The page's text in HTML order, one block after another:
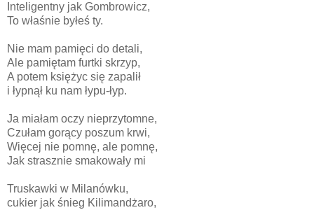
Inteligentny jak Gombrowicz,
To właśnie byłeś ty.
Nie mam pamięci do detali,
Ale pamiętam furtki skrzyp,
A potem księżyc się zapalił
i łypnął ku nam łypu-łyp.
Ja miałam oczy nieprzytomne,
Czułam gorący poszum krwi,
Więcej nie pomnę, ale pomnę,
Jak strasznie smakowały mi
Truskawki w Milanówku,
cukier jak śnieg Kilimandżaro,